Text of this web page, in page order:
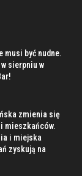
musi być nudne.
sierpniu w
zmienia się
mieszkańców.
i miejska
zyskują na